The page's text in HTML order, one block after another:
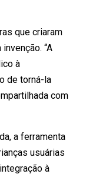
que criaram
“A
à
de torná-la
com
a ferramenta
usuárias
à